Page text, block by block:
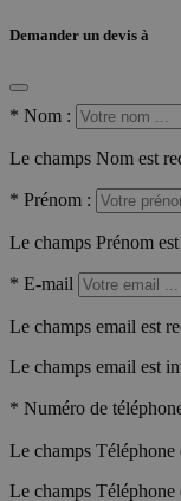
Demander un devis à
* Nom :
Le champs Nom est
* Prénom :
Le champs Prénom
* E-mail
Le champs email est
Le champs email est
* Numéro de
Le champs Téléphone
Le champs Téléphone